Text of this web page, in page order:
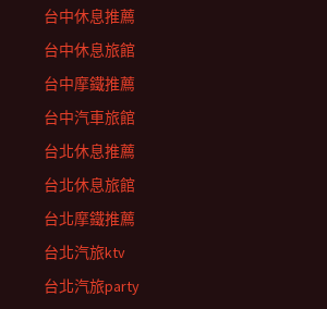
台中休息推薦
台中休息旅館
台中摩鐵推薦
台中汽車旅館
台北休息推薦
台北休息旅館
台北摩鐵推薦
台北汽旅ktv
台北汽旅party